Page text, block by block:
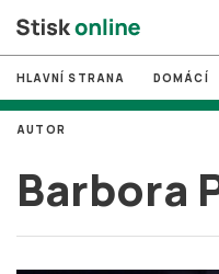
# MUNI
# Brno
# volby
HLAVNÍ STRANA DOMÁCÍ
Barbora
AUTOR